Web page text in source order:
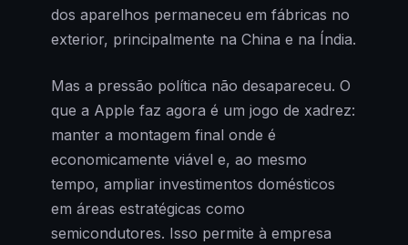
dos aparelhos permaneceu em fábricas no
exterior, principalmente na China e na Índia.
Mas a pressão política não desapareceu. O
que a Apple faz agora é um jogo de xadrez:
manter a montagem final onde é
economicamente viável e, ao mesmo
tempo, ampliar investimentos domésticos
em áreas estratégicas como
semicondutores. Isso permite à empresa